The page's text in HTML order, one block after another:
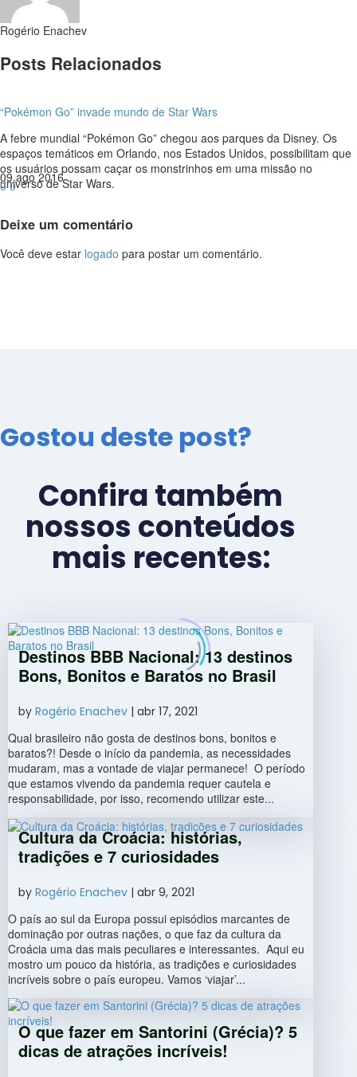
Rogério Enachev
Posts Relacionados
“Pokémon Go” invade mundo de Star Wars
A febre mundial “Pokémon Go” chegou aos parques da Disney. Os
espaços temáticos em Orlando, nos Estados Unidos, possibilitam que
os usuários possam caçar os monstrinhos em uma missão no
universo de Star Wars.
0 0
09 ago 2016
Deixe um comentário
Você deve estar logado para postar um comentário.
Gostou deste post?
Confira também
nossos conteúdos
mais recentes:
Destinos BBB Nacional: 13 destinos
Bons, Bonitos e Baratos no Brasil
by Rogério Enachev | abr 17, 2021
Qual brasileiro não gosta de destinos bons, bonitos e
baratos?! Desde o início da pandemia, as necessidades
mudaram, mas a vontade de viajar permanece! O período
que estamos vivendo da pandemia requer cautela e
responsabilidade, por isso, recomendo utilizar este...
Cultura da Croácia: histórias,
tradições e 7 curiosidades
by Rogério Enachev | abr 9, 2021
O país ao sul da Europa possui episódios marcantes de
dominação por outras nações, o que faz da cultura da
Croácia uma das mais peculiares e interessantes. Aqui eu
mostro um pouco da história, as tradições e curiosidades
incríveis sobre o país europeu. Vamos ‘viajar’...
O que fazer em Santorini (Grécia)? 5
dicas de atrações incríveis!